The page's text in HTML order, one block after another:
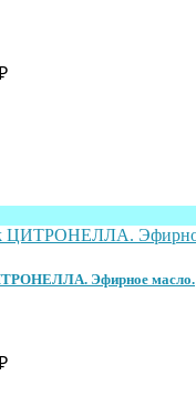
Эфирное масло.